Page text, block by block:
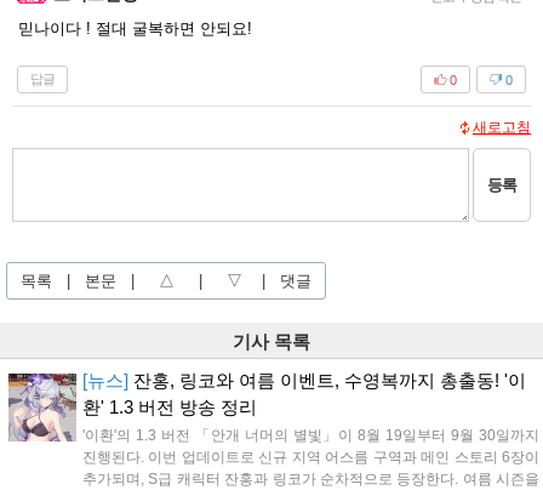
믿나이다 ! 절대 굴복하면 안되요!
답글 0
0
새로고침
등록
목록 본문 △ ▽ 댓글
기사 목록
[뉴스] 잔홍, 링코와 여름 이벤트, 수영복까지 총출동! '이
환' 1.3 버전 방송 정리
'이환'의 1.3 버전 「안개 너머의 별빛」이 8월 19일부터 9월 30일까지
진행된다. 이번 업데이트로 신규 지역 어스름 구역과 메인 스토리 6장이
추가되며, S급 캐릭터 잔홍과 링코가 순차적으로 등장한다. 여름 시즌을